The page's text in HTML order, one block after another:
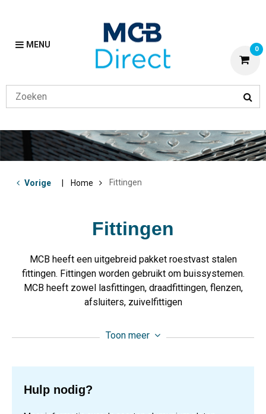
MENU 0
Vorige Home Fittingen
Fittingen
MCB heeft een uitgebreid pakket roestvast stalen
fittingen. Fittingen worden gebruikt om buissystemen.
MCB heeft zowel lasfittingen, draadfittingen, flenzen,
afsluiters, zuivelfittigen
Toon meer
Hulp nodig?